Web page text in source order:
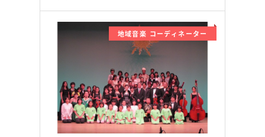
地域音楽 コーディネーター